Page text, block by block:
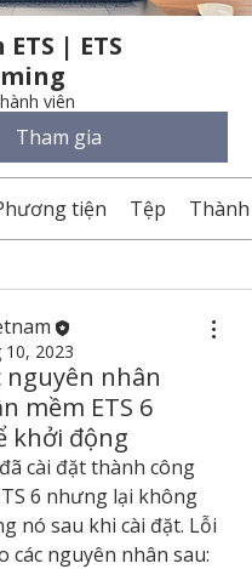
| ETS
viên
Tham gia
tiện Tệp Thành
10, 2023
nguyên nhân
mềm ETS 6
khởi động
cài đặt thành công
6 nhưng lại không
nó sau khi cài đặt. Lỗi
các nguyên nhân sau: